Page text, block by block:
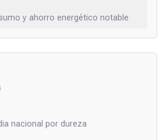
y ahorro energético notable
nacional por dureza